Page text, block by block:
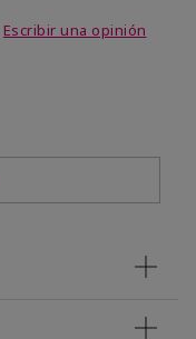
Escribir una opinión